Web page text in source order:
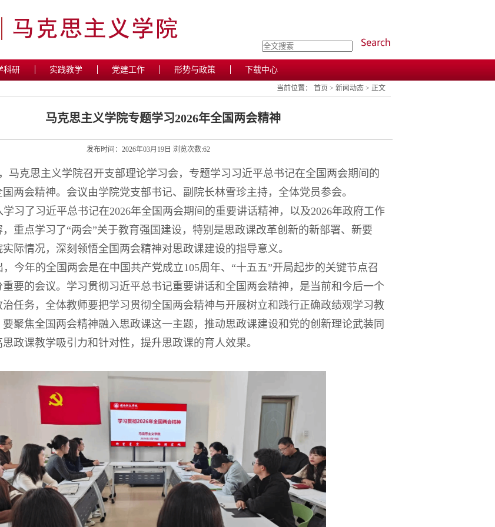
科研 实践教学 党建工作 形势与政策 下载中心
当前位置： 首页 > 新闻动态 > 正文
马克思主义学院专题学习2026年全国两会精神
发布时间：2026年03月19日 浏览次数:62
马克思主义学院召开支部理论学习会，专题学习习近平总书记在全国两会期间的
两会精神。会议由学院党支部书记、副院长林雪珍主持，全体党员参会。
学习了习近平总书记在2026年全国两会期间的重要讲话精神，以及2026年政府工作
重点学习了“两会”关于教育强国建设，特别是思政课改革创新的新部署、新要
际情况，深刻领悟全国两会精神对思政课建设的指导意义。
，今年的全国两会是在中国共产党成立105周年、“十五五”开局起步的关键节点召
重要的会议。学习贯彻习近平总书记重要讲话和全国两会精神，是当前和今后一个
治任务，全体教师要把学习贯彻全国两会精神与开展树立和践行正确政绩观学习教
聚焦全国两会精神融入思政课这一主题，推动思政课建设和党的创新理论武装同
政课教学吸引力和针对性，提升思政课的育人效果。